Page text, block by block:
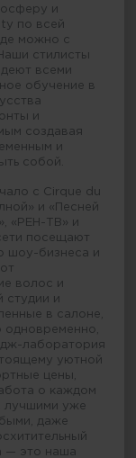
и
по всей
можно с
стилисты
всеми
обучение в
и
создавая
и
собой.
с Cirque du
и «Песней
«РЕН-ТВ» и
посещают
шоу-бизнеса и
волос и
студии и
в салоне,
одновременно,
лаборатория
уютной
цены,
о каждом
лучшими уже
даже
— это наша